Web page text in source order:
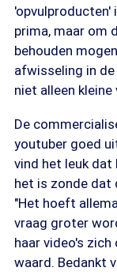
'opvulproducten'
prima, maar om
behouden
afwisseling in
niet alleen kleine
De
youtuber goed
vind het leuk dat
het is zonde dat
"Het hoeft
vraag groter
haar video's zich
waard. Bedankt